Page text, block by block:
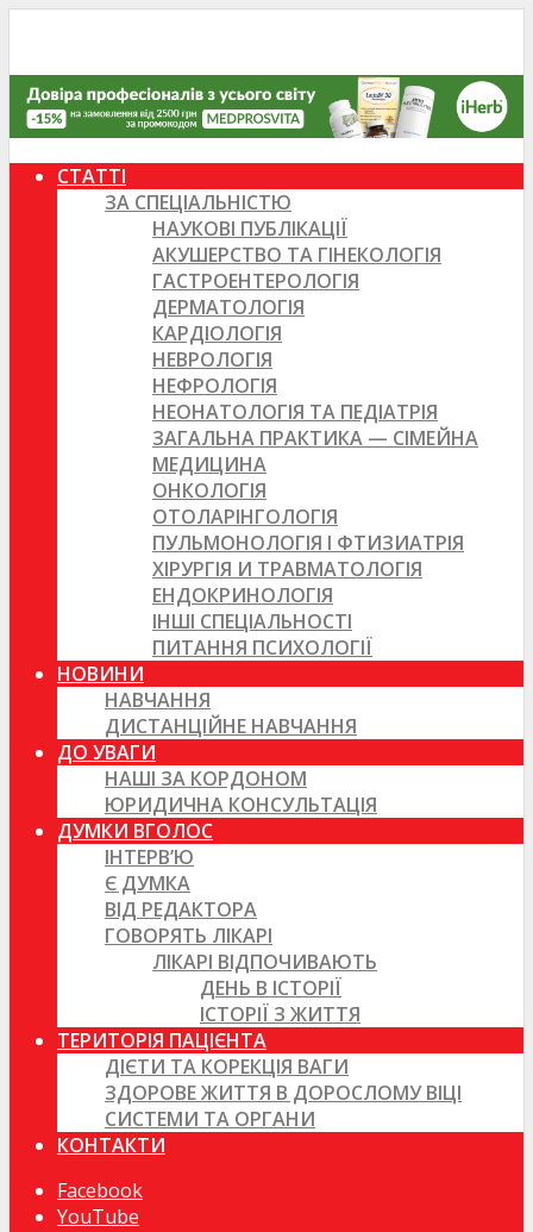
СТАТТІ
ЗА СПЕЦІАЛЬНІСТЮ
НАУКОВІ ПУБЛІКАЦІЇ
АКУШЕРСТВО ТА ГІНЕКОЛОГІЯ
ГАСТРОЕНТЕРОЛОГІЯ
ДЕРМАТОЛОГІЯ
КАРДІОЛОГІЯ
НЕВРОЛОГІЯ
НЕФРОЛОГІЯ
НЕОНАТОЛОГІЯ ТА ПЕДІАТРІЯ
ЗАГАЛЬНА ПРАКТИКА — СІМЕЙНА
МЕДИЦИНА
ОНКОЛОГІЯ
ОТОЛАРІНГОЛОГІЯ
ПУЛЬМОНОЛОГІЯ І ФТИЗИАТРІЯ
ХІРУРГІЯ И ТРАВМАТОЛОГІЯ
ЕНДОКРИНОЛОГІЯ
ІНШІ СПЕЦІАЛЬНОСТІ
ПИТАННЯ ПСИХОЛОГІЇ
НОВИНИ
НАВЧАННЯ
ДИСТАНЦІЙНЕ НАВЧАННЯ
ДО УВАГИ
НАШІ ЗА КОРДОНОМ
ЮРИДИЧНА КОНСУЛЬТАЦІЯ
ДУМКИ ВГОЛОС
ІНТЕРВ’Ю
Є ДУМКА
ВІД РЕДАКТОРА
ГОВОРЯТЬ ЛІКАРІ
ЛІКАРІ ВІДПОЧИВАЮТЬ
ДЕНЬ В ІСТОРІЇ
ІСТОРІЇ З ЖИТТЯ
ТЕРИТОРІЯ ПАЦІЄНТА
ДІЄТИ ТА КОРЕКЦІЯ ВАГИ
ЗДОРОВЕ ЖИТТЯ В ДОРОСЛОМУ ВІЦІ
СИСТЕМИ ТА ОРГАНИ
КОНТАКТИ
Facebook
YouTube